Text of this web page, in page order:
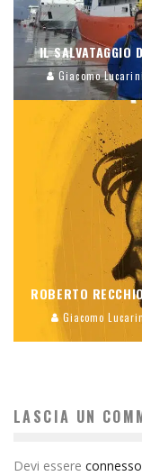
IL SALVATAGGIO
Giacomo Lucarini
ROBERTO
Giacomo
LASCIA UN
Devi essere connesso